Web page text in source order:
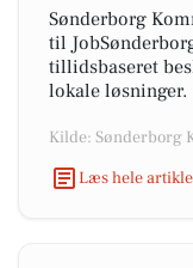
Sønderborg
til
tillidsbaseret
lokale løsninger.
Kilde: Sønderborg
Læs hele